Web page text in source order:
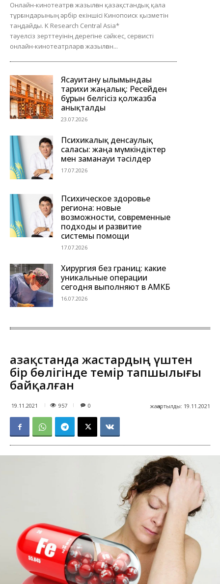
Онлайн-кинотеатрға жазылған қазақстандық қала
тұрғындарының әрбір екіншісі Кинопоиск қызметін
таңдайды. K Research Central Asia*
тәуелсіз зерттеуінің дерегіне сәйкес, сервисті
онлайн-кинотеатрларға жазылған...
Ясауитану ғылымындағы
тарихи жаңалық: Ресейден
бұрын белгісіз қолжазба
анықталды
23.07.2026
Психикалық денсаулық
саласы: жаңа мүмкіндіктер
мен заманауи тәсілдер
17.07.2026
Психическое здоровье
региона: новые
возможности, современные
подходы и развитие
системы помощи
17.07.2026
Хирургия без границ: какие
уникальные операции
сегодня выполняют в АМКБ
16.07.2026